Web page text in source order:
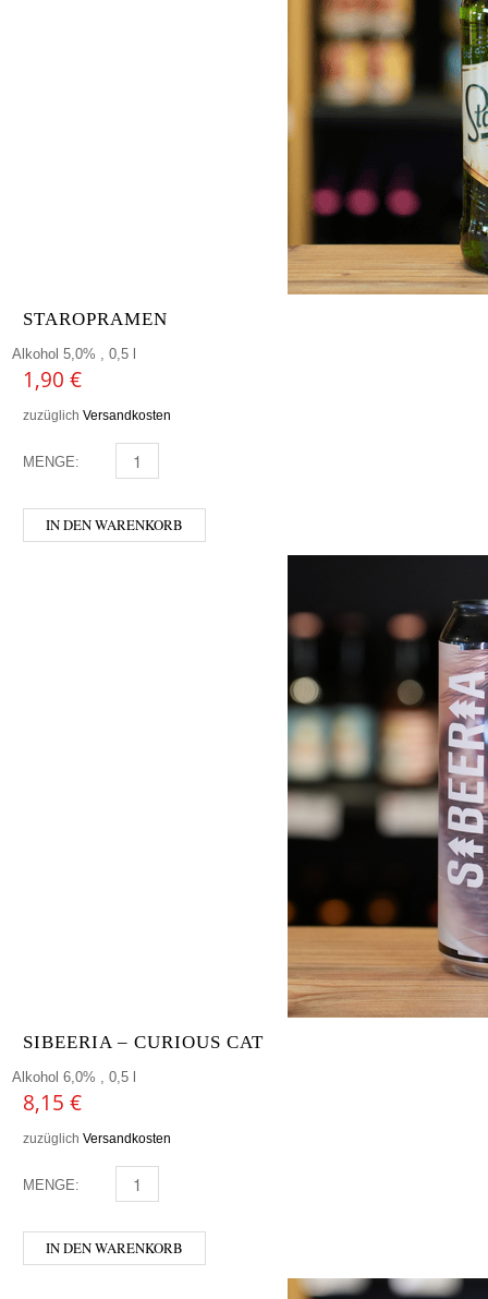
STAROPRAMEN
Alkohol 5,0% , 0,5 l
1,90 €
zuzüglich Versandkosten
MENGE: STAROPRAMEN MENGE
IN DEN WARENKORB
SIBEERIA – CURIOUS CAT
Alkohol 6,0% , 0,5 l
8,15 €
zuzüglich Versandkosten
MENGE: SIBEERIA - CURIOUS CAT MENGE
IN DEN WARENKORB